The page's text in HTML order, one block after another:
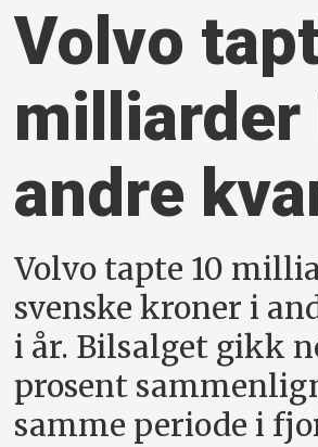
Volvo
milliarder
andre
Volvo tapte 10
svenske kroner i
i år. Bilsalget gikk
prosent
samme periode i